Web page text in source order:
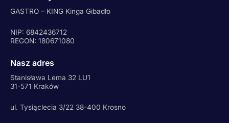
GASTRO – KING Kinga Gibadło
NIP: 6842436712
REGON: 180671080
Nasz adres
Stanisława Lema 32 LU1
31-571 Kraków
ul. Tysiąclecia 3/22 38-400 Krosno